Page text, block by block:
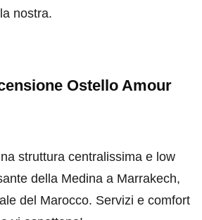
nostra.
Ostello Amour
struttura centralissima e low
della Medina a Marrakech,
del Marocco. Servizi e comfort